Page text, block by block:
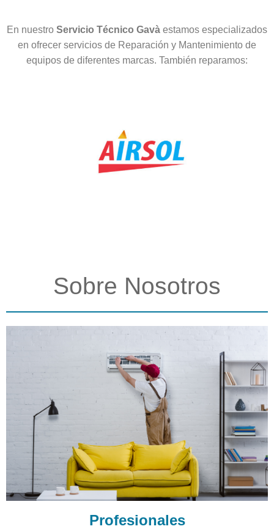
En nuestro Servicio Técnico Gavà estamos especializados
en ofrecer servicios de Reparación y Mantenimiento de
equipos de diferentes marcas. También reparamos:
Sobre Nosotros
Profesionales